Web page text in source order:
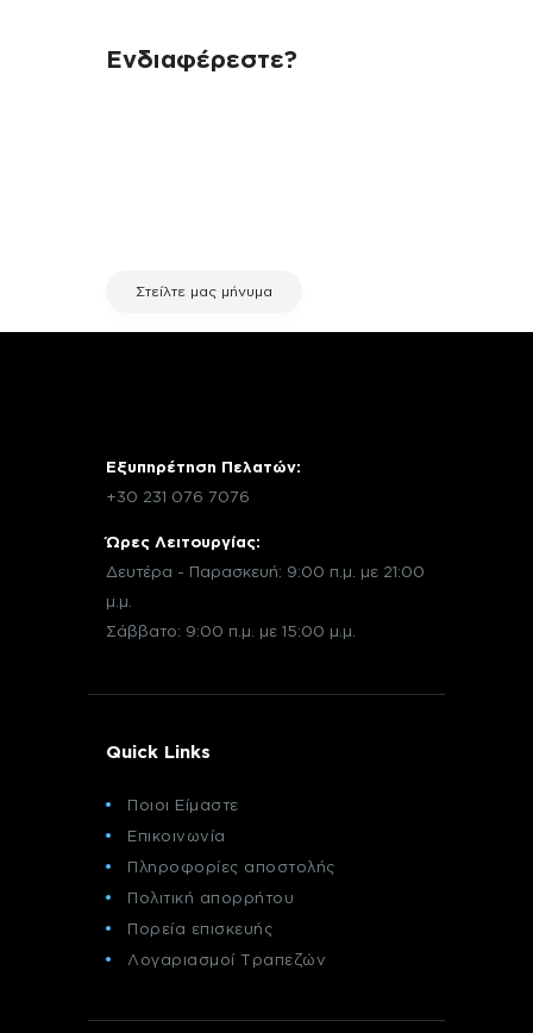
Ενδιαφέρεστε?
Στείλτε μας μήνυμα
Εξυπηρέτηση Πελατών:
+30 231 076 7076
Ώρες Λειτουργίας:
Δευτέρα - Παρασκευή: 9:00 π.μ. με 21:00
μ.μ.
Σάββατο: 9:00 π.μ. με 15:00 μ.μ.
Quick Links
Ποιοι Είμαστε
Επικοινωνία
Πληροφορίες αποστολής
Πολιτική απορρήτου
Πορεία επισκευής
Λογαριασμοί Τραπεζών